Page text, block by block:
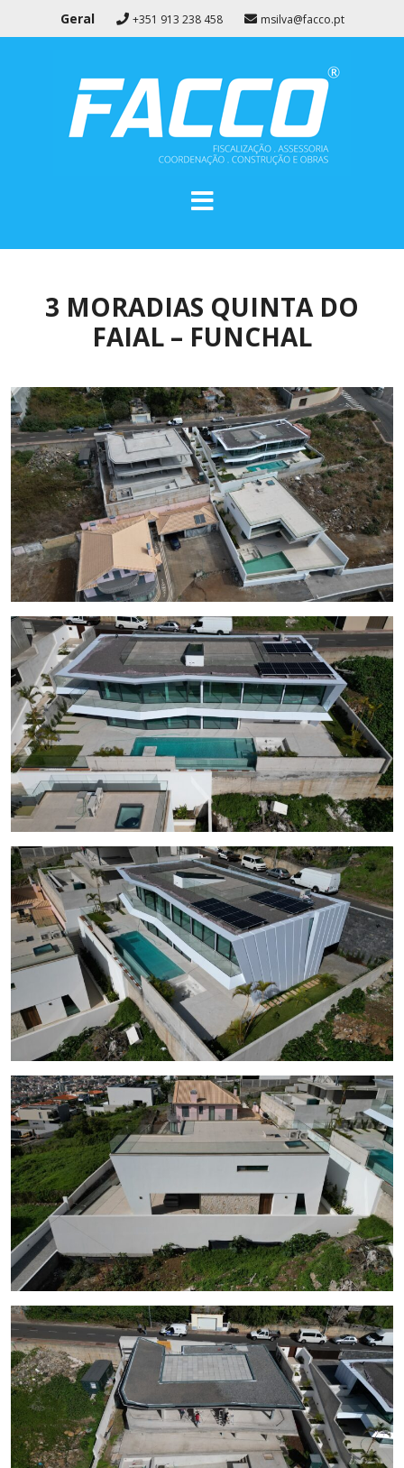
Geral +351 913 238 458 msilva@facco.pt
3 MORADIAS QUINTA DO
FAIAL – FUNCHAL